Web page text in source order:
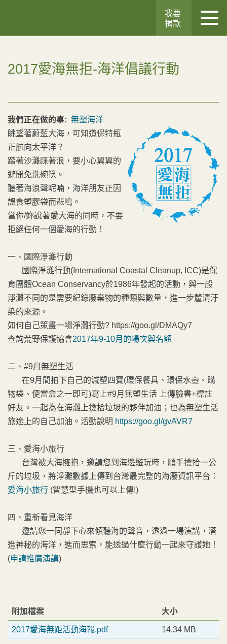
我要
捐款
2017愛海無拒-海洋倡議行動
我們正在做的事: 無塑海洋
眺望著蔚藍大海，可知道保特瓶
正航向太平洋？
踏著沙灘踩著浪，要小心翼翼的
避開免洗碗筷。
聽著海浪聲呢喃，海洋朋友正因
誤食塑膠袋而悲鳴。
當你/妳說著愛大海的同時，不要
拒絕任何一個愛海的行動！
一、國際淨灘行動
國際淨灘行動(International Coastal Cleanup, ICC)是保
育團體Ocean Conservancy於1986年發起的活動，與一般
淨灘不同的是需要紀錄廢棄物的種類與數量，進一步釐清汙
染的來源。
如何自己策畫一場淨灘行動? https://goo.gl/DMAQy7
查詢荒野保護協會2017年9-10月的場次與名額
二、#9月無塑生活
在9月間拍下自己的減塑四寶(環保餐具、環保水壺、購
物袋、便當盒之一即可)寫上#9月無塑生活 上傳臉書+標註
好友。一起為在海灘上撿拾垃圾的夥伴加油；也為無塑生活
旅途上的自己加油。活動說明 https://goo.gl/gvAVR7
三、愛海小旅行
台灣被大海擁抱，邀請您到海邊遊玩時，順手撿拾一公
斤的垃圾，將淨灘數據上傳到台灣最完整的海廢資訊平台：
愛海小旅行 (智慧型手機也可以上傳!)
四、重新看見海洋
邀請您一同靜下心來傾聽海的聲音，透過一場演講，潛
進神秘的海洋，進而思索，能透過什麼行動一起來守護她！
(申請推廣演講)
附加檔案 大小
2017愛海無距活動海報.pdf 14.34 MB